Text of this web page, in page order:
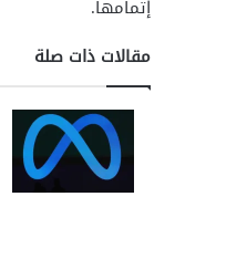
إتمامها.
مقالات ذات صلة